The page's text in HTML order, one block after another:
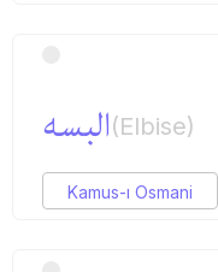
البسه(Elbise)
Kamus-ı Osmani